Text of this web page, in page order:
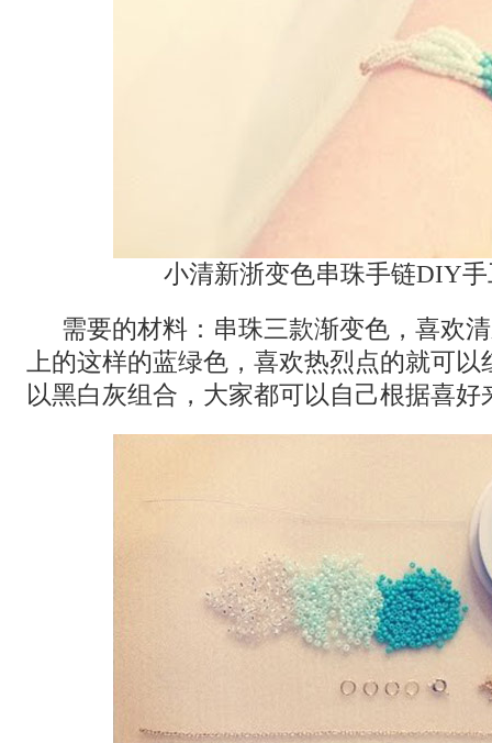
小清新浙变色串珠手链DIY
需要的材料：串珠三款渐变色，喜欢
上的这样的蓝绿色，喜欢热烈点的就可以
以黑白灰组合，大家都可以自己根据喜好